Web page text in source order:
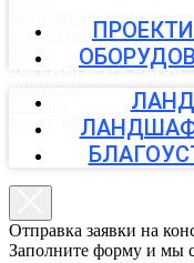
Контакты
Сертификаты
Статьи
09:00-18:00
ФИТИНГИ И КРАНЫ
КАПЕЛЬНЫЙ ПОЛИВ
АВТОПОЛИВ
Отправка заявки на
Заполните форму и мы